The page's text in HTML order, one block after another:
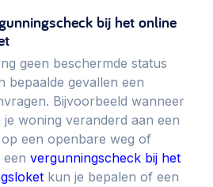
bij het online
geen beschermde status
bepaalde gevallen een
Bijvoorbeeld wanneer
woning veranderd aan een
op een openbare weg of
vergunningscheck bij het
kun je bepalen of een